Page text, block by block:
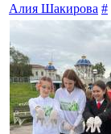
Алия Шакирова #